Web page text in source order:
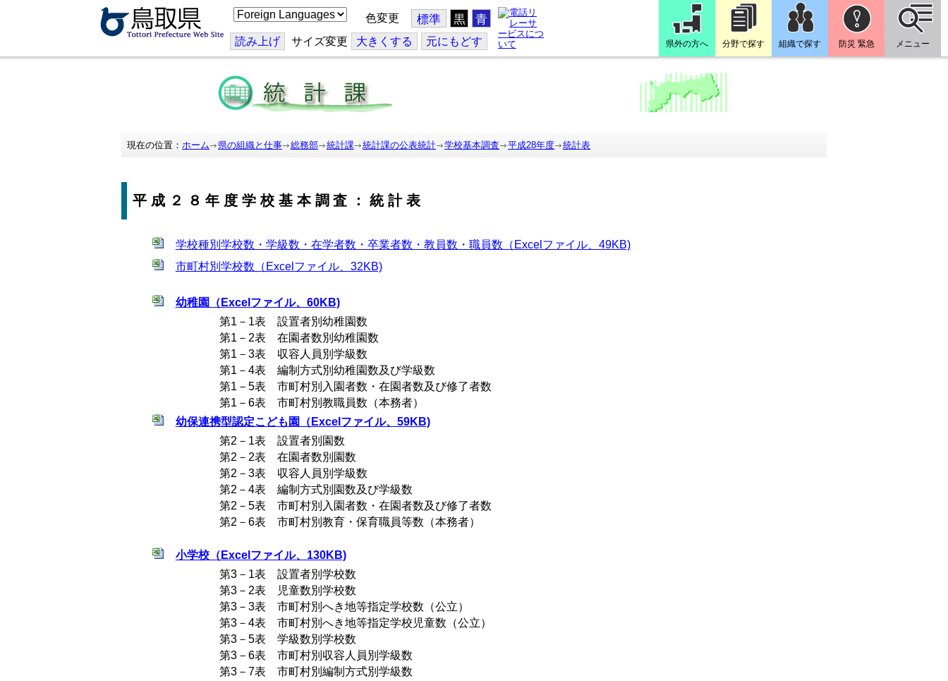
こ
の
ジ
を
訳
す
る
色変更 標準 黒 青
読み上げ サイズ変更 大きくする 元にもどす 県外の方へ 分野で探す 組織で探す 防災 緊急 メニュー
現在の位置： ホーム 県の組織と仕事 総務部 統計課 統計課の公表統計 学校基本調査 平成28年度 統計表
平成２８年度学校基本調査：統計表
学校種別学校数・学級数・在学者数・卒業者数・教員数・職員数（Excelファイル、49KB)
市町村別学校数（Excelファイル、32KB)
幼稚園（Excelファイル、60KB)
第1－1表 設置者別幼稚園数
第1－2表 在園者数別幼稚園数
第1－3表 収容人員別学級数
第1－4表 編制方式別幼稚園数及び学級数
第1－5表 市町村別入園者数・在園者数及び修了者数
第1－6表 市町村別教職員数（本務者）
幼保連携型認定こども園（Excelファイル、59KB)
第2－1表 設置者別園数
第2－2表 在園者数別園数
第2－3表 収容人員別学級数
第2－4表 編制方式別園数及び学級数
第2－5表 市町村別入園者数・在園者数及び修了者数
第2－6表 市町村別教育・保育職員等数（本務者）
小学校（Excelファイル、130KB)
第3－1表 設置者別学校数
第3－2表 児童数別学校数
第3－3表 市町村別へき地等指定学校数（公立）
第3－4表 市町村別へき地等指定学校児童数（公立）
第3－5表 学級数別学校数
第3－6表 市町村別収容人員別学級数
第3－7表 市町村別編制方式別学級数